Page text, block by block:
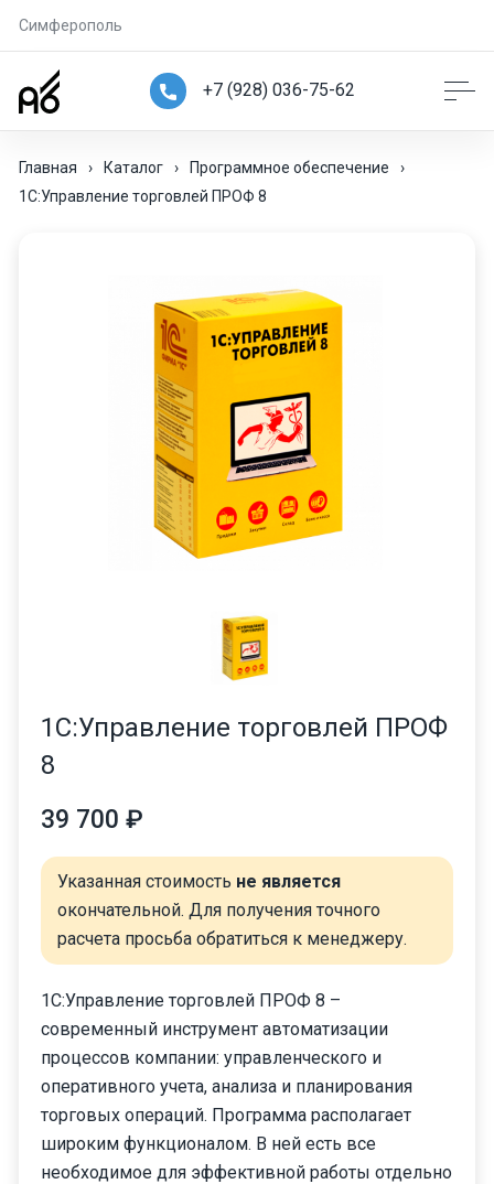
Симферополь
+7 (928) 036-75-62
Главная › Каталог › Программное обеспечение
›
1С:Управление торговлей ПРОФ 8
1С:Управление торговлей ПРОФ
8
39 700 ₽
Указанная стоимость не является
окончательной. Для получения точного
расчета просьба обратиться к менеджеру.
1С:Управление торговлей ПРОФ 8 –
современный инструмент автоматизации
процессов компании: управленческого и
оперативного учета, анализа и планирования
торговых операций. Программа располагает
широким функционалом. В ней есть все
необходимое для эффективной работы отдельно